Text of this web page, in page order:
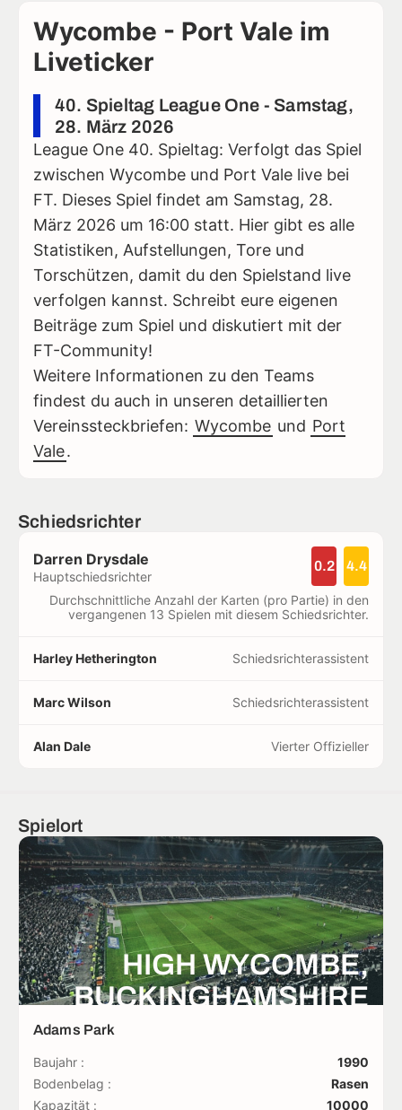
Wycombe - Port Vale im
Liveticker
40. Spieltag League One - Samstag,
28. März 2026
League One 40. Spieltag: Verfolgt das Spiel
zwischen Wycombe und Port Vale live bei
FT. Dieses Spiel findet am Samstag, 28.
März 2026 um 16:00 statt. Hier gibt es alle
Statistiken, Aufstellungen, Tore und
Torschützen, damit du den Spielstand live
verfolgen kannst. Schreibt eure eigenen
Beiträge zum Spiel und diskutiert mit der
FT-Community!
Weitere Informationen zu den Teams
findest du auch in unseren detaillierten
Vereinssteckbriefen: Wycombe und Port
Vale.
Schiedsrichter
Darren Drysdale
Hauptschiedsrichter
0.2 4.4
Durchschnittliche Anzahl der Karten (pro Partie) in den
vergangenen 13 Spielen mit diesem Schiedsrichter.
Harley Hetherington Schiedsrichterassistent
Marc Wilson Schiedsrichterassistent
Alan Dale Vierter Offizieller
Spielort
HIGH WYCOMBE,
BUCKINGHAMSHIRE
Adams Park
Baujahr :
1990
Bodenbelag :
Rasen
Kapazität :
10000